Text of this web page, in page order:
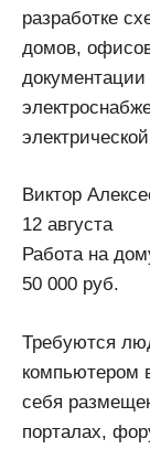
разработке
домов,
Виктор
12 августа
Работа на
50 000 руб.
Требуются
компьютером
себя
порталах,